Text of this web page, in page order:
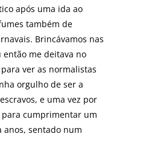
após uma ida ao
também de
Brincávamos nas
então me deitava no
ver as normalistas
orgulho de ser a
e uma vez por
cumprimentar um
anos, sentado num